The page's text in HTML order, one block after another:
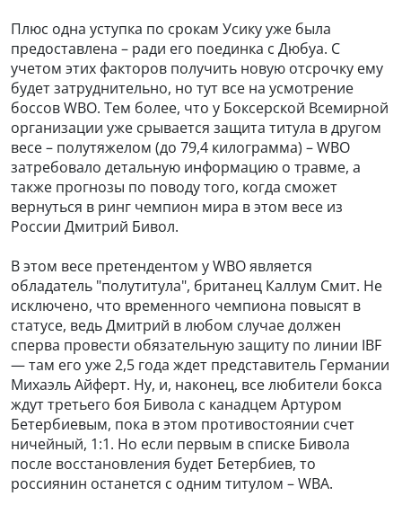
Плюс одна уступка по срокам Усику уже была
предоставлена – ради его поединка с Дюбуа. С
учетом этих факторов получить новую отсрочку ему
будет затруднительно, но тут все на усмотрение
боссов WBO. Тем более, что у Боксерской Всемирной
организации уже срывается защита титула в другом
весе – полутяжелом (до 79,4 килограмма) – WBO
затребовало детальную информацию о травме, а
также прогнозы по поводу того, когда сможет
вернуться в ринг чемпион мира в этом весе из
России Дмитрий Бивол.
В этом весе претендентом у WBO является
обладатель "полутитула", британец Каллум Смит. Не
исключено, что временного чемпиона повысят в
статусе, ведь Дмитрий в любом случае должен
сперва провести обязательную защиту по линии IBF
— там его уже 2,5 года ждет представитель Германии
Михаэль Айферт. Ну, и, наконец, все любители бокса
ждут третьего боя Бивола с канадцем Артуром
Бетербиевым, пока в этом противостоянии счет
ничейный, 1:1. Но если первым в списке Бивола
после восстановления будет Бетербиев, то
россиянин останется с одним титулом – WBA.